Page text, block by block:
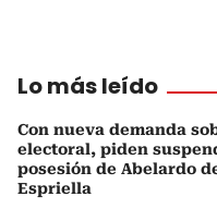
Lo más leído
Con nueva demanda
electoral, piden
posesión de Abelardo
Espriella